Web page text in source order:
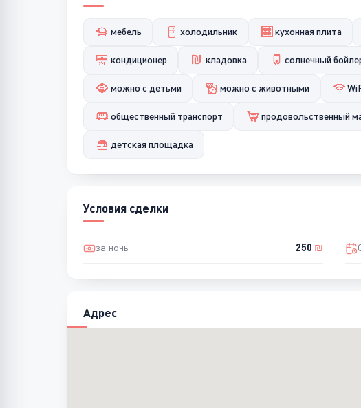
мебель холодильник кухонная плита
кондиционер кладовка солнечный
можно с детьми можно с животными
общественный транспорт продовольственный
детская площадка
Условия сделки
за ночь 250 ₪
Адрес